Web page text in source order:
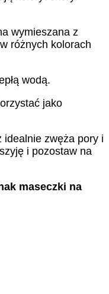
wymieszana z
różnych kolorach
wodą.
jako
idealnie zwęża pory i
i pozostaw na
maseczki na